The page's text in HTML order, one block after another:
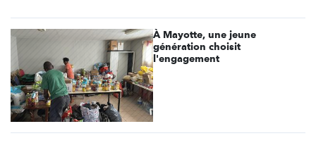
À Mayotte, une jeune
génération choisit
l'engagement